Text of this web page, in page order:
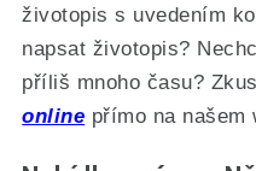
životopis s uvedením
napsat životopis?
příliš mnoho času?
online přímo na našem